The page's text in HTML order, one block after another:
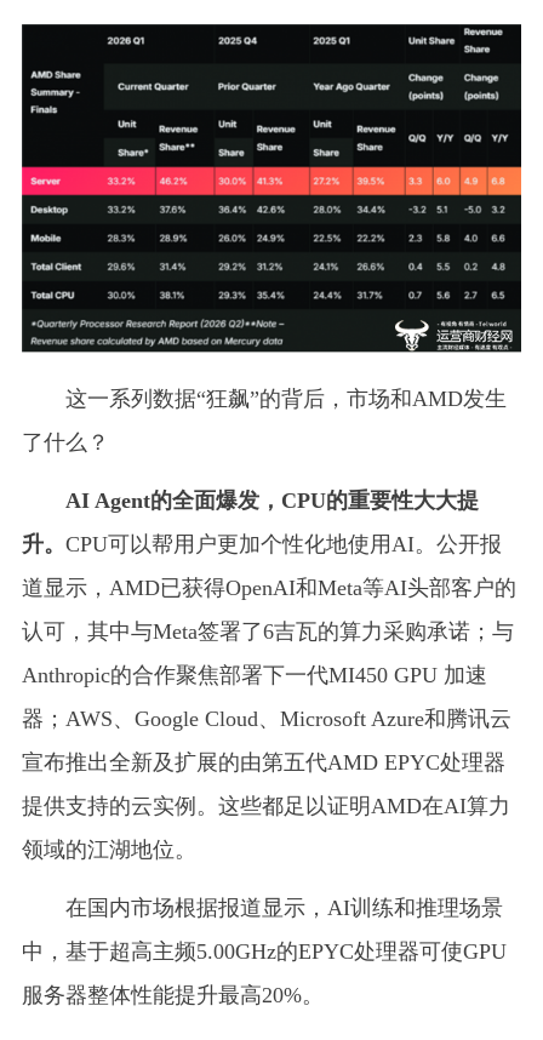
这一系列数据“狂飙”的背后，市场和AMD发生
了什么？
AI Agent的全面爆发，CPU的重要性大大提
升。 CPU可以帮用户更加个性化地使用AI。公开报
道显示，AMD已获得OpenAI和Meta等AI头部客户的
认可，其中与Meta签署了6吉瓦的算力采购承诺；与
Anthropic的合作聚焦部署下一代MI450 GPU 加速
器；AWS、Google Cloud、Microsoft Azure和腾讯云
宣布推出全新及扩展的由第五代AMD EPYC处理器
提供支持的云实例。这些都足以证明AMD在AI算力
领域的江湖地位。
在国内市场根据报道显示，AI训练和推理场景
中，基于超高主频5.00GHz的EPYC处理器可使GPU
服务器整体性能提升最高20%。